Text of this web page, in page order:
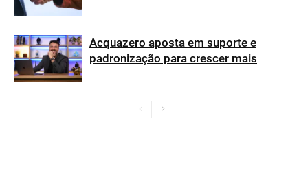
Acquazero aposta em suporte e
padronização para crescer mais